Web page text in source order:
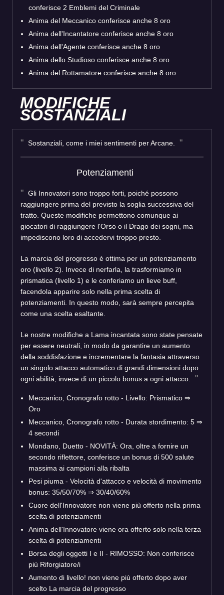
conferisce 2 Emblemi del Criminale
Anima del Meccanico conferisce anche 8 oro
Anima dell'Incantatore conferisce anche 8 oro
Anima dell'Agente conferisce anche 8 oro
Anima dello Studioso conferisce anche 8 oro
Anima del Rottamatore conferisce anche 8 oro
MODIFICHE
SOSTANZIALI
Sostanziali, come i miei sentimenti per Arcane.
Potenziamenti
Gli Innovatori sono troppo forti, poiché possono
raggiungere prima del previsto la soglia successiva del
tratto. Queste modifiche permettono comunque ai
giocatori di raggiungere l'Orso o il Drago dei sogni, ma
impediscono loro di accedervi troppo presto.
La marcia del progresso è ottima per un potenziamento
oro (livello 2). Invece di nerfarla, la trasformiamo in
prismatica (livello 1) e le conferiamo un lieve buff,
facendola apparire solo nella prima scelta di
potenziamenti. In questo modo, sarà sempre percepita
come una scelta esaltante.
Le nostre modifiche a Lama incantata sono state pensate
per essere neutrali, in modo da garantire un aumento
della soddisfazione e incrementare la fantasia attraverso
un singolo attacco automatico di grandi dimensioni dopo
ogni abilità, invece di un piccolo bonus a ogni attacco.
Meccanico, Cronografo rotto - Livello: Prismatico ⇒
Oro
Meccanico, Cronografo rotto - Durata stordimento: 5 ⇒
4 secondi
Mondano, Duetto - NOVITÀ: Ora, oltre a fornire un
secondo riflettore, conferisce un bonus di 500 salute
massima ai campioni alla ribalta
Pesi piuma - Velocità d'attacco e velocità di movimento
bonus: 35/50/70% ⇒ 30/40/60%
Cuore dell'Innovatore non viene più offerto nella prima
scelta di potenziamenti
Anima dell'Innovatore viene ora offerto solo nella terza
scelta di potenziamenti
Borsa degli oggetti I e II - RIMOSSO: Non conferisce
più Riforgiatore/i
Aumento di livello! non viene più offerto dopo aver
scelto La marcia del progresso